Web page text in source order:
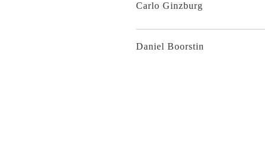
Carlo Ginzburg
Daniel Boorstin